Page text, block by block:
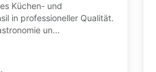
Küchen- und
in professioneller Qualität.
un...